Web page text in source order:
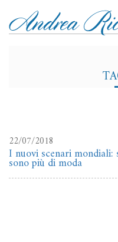
22/07/2018
I nuovi scenari
sono più di moda